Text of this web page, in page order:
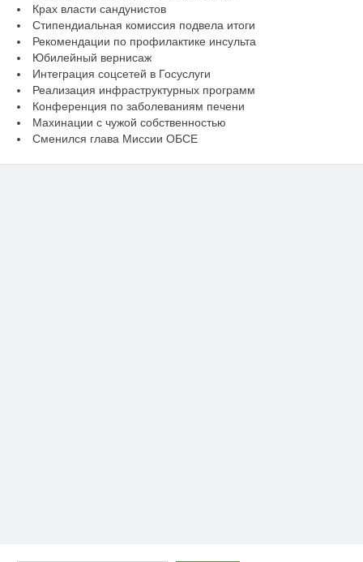
Крах власти сандунистов
Стипендиальная комиссия подвела итоги
Рекомендации по профилактике инсульта
Юбилейный вернисаж
Интеграция соцсетей в Госуслуги
Реализация инфраструктурных программ
Конференция по заболеваниям печени
Махинации с чужой собственностью
Сменился глава Миссии ОБСЕ